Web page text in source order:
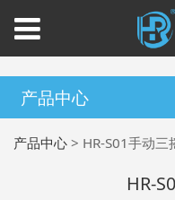
产品中心
产品中心 > HR-S01手动三
HR-